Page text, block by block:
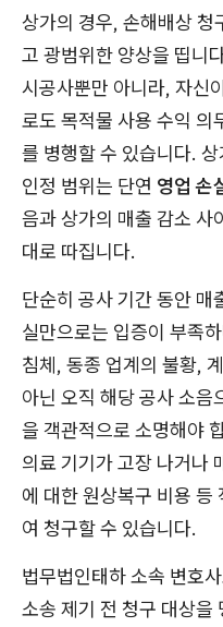
상가의 경우, 손해배상 청
고 광범위한 양상을 띱니
시공사뿐만 아니라, 자신
로도 목적물 사용 수익 의
를 병행할 수 있습니다.
인정 범위는 단연 영업 손
음과 상가의 매출 감소 사
대로 따집니다.
단순히 공사 기간 동안 매
실만으로는 입증이 부족
침체, 동종 업계의 불황,
아닌 오직 해당 공사 소음
을 객관적으로 소명해야
의료 기기가 고장 나거나
에 대한 원상복구 비용 등
여 청구할 수 있습니다.
법무법인태하 소속 변호
소송 제기 전 청구 대상을